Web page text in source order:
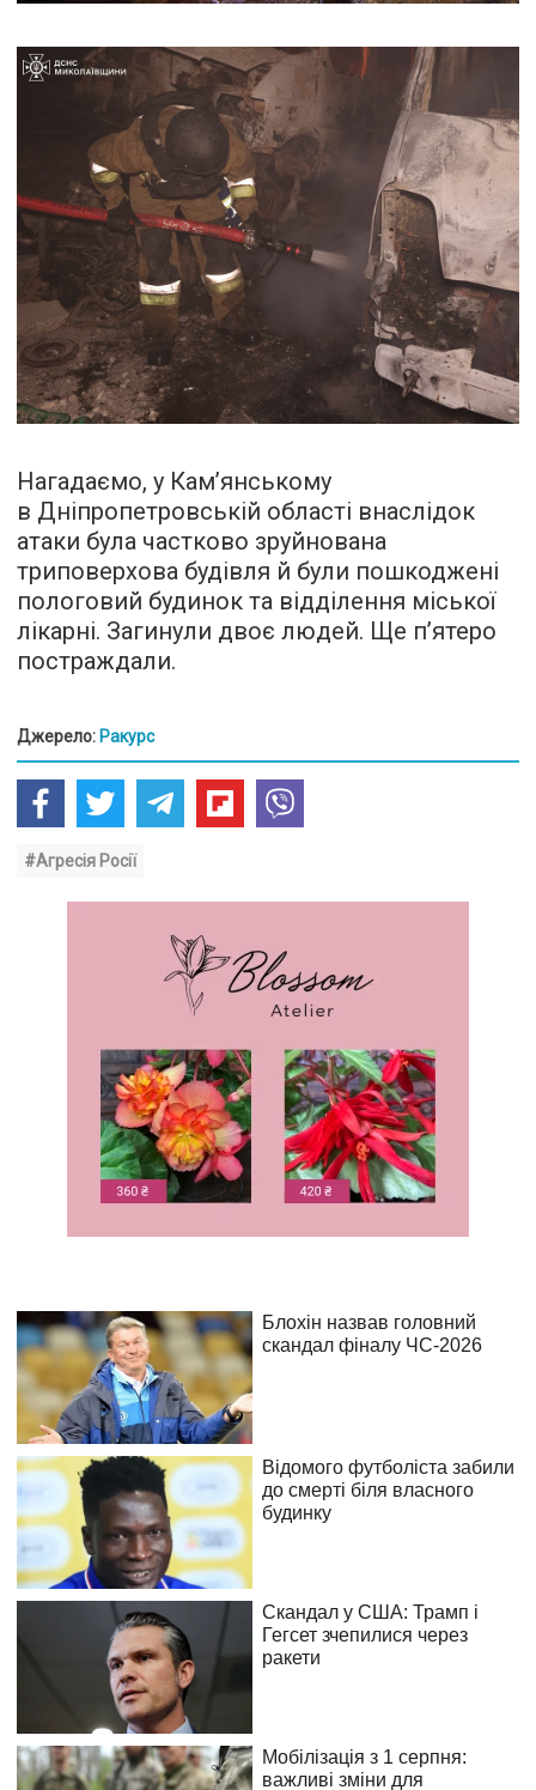
Нагадаємо, у Кам’янському
в Дніпропетровській області внаслідок
атаки була частково зруйнована
триповерхова будівля й були пошкоджені
пологовий будинок та відділення міської
лікарні. Загинули двоє людей. Ще п’ятеро
постраждали.
Джерело: Ракурс
#Агресія Росії